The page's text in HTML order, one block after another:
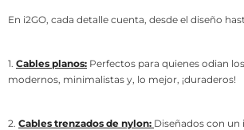
En i2GO, cada detalle cuenta, desde el diseño
1. Cables planos: Perfectos para quienes odian
modernos, minimalistas y, lo mejor, ¡duraderos!
2. Cables trenzados de nylon: Diseñados con